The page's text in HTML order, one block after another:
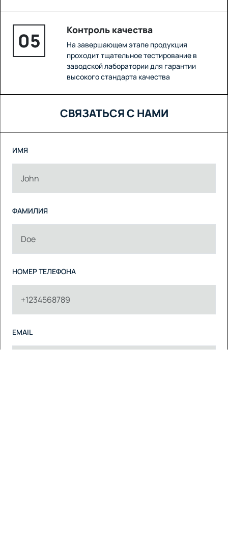
05 Контроль качества
На завершающем этапе продукция
проходит тщательное тестирование в
заводской лаборатории для гарантии
высокого стандарта качества
СВЯЗАТЬСЯ С НАМИ
ИМЯ
ФАМИЛИЯ
НОМЕР ТЕЛЕФОНА
EMAIL